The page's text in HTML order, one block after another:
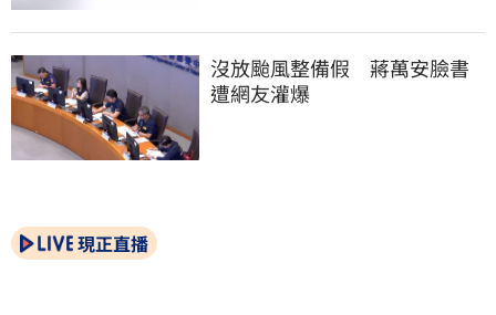
沒放颱風整備假　蔣萬安臉書
遭網友灌爆
現正直播